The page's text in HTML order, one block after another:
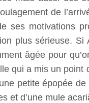
de
ses motivations
plus sérieuse.
âgée pour
qui a mis un point
petite épopée
et d’une mule